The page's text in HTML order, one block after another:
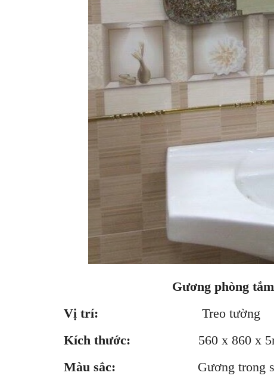
Gương phòng
Vị trí:
Treo tường
Kích thước:
560 x 860 x
Màu sắc:
Gương trong